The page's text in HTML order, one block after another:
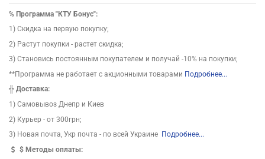
% Программа "КТУ Бонус":
1) Скидка на первую покупку;
2) Растут покупки - растет скидка;
3) Становись постоянным покупателем и получай -10% на покупки;
**Программа не работает с акционными товарами Подробнее...
╬ Доставка:
1) Самовывоз Днепр и Киев
2) Курьер - от 300грн;
3) Новая почта, Укр почта - по всей Украине Подробнее...
$Методы оплаты: